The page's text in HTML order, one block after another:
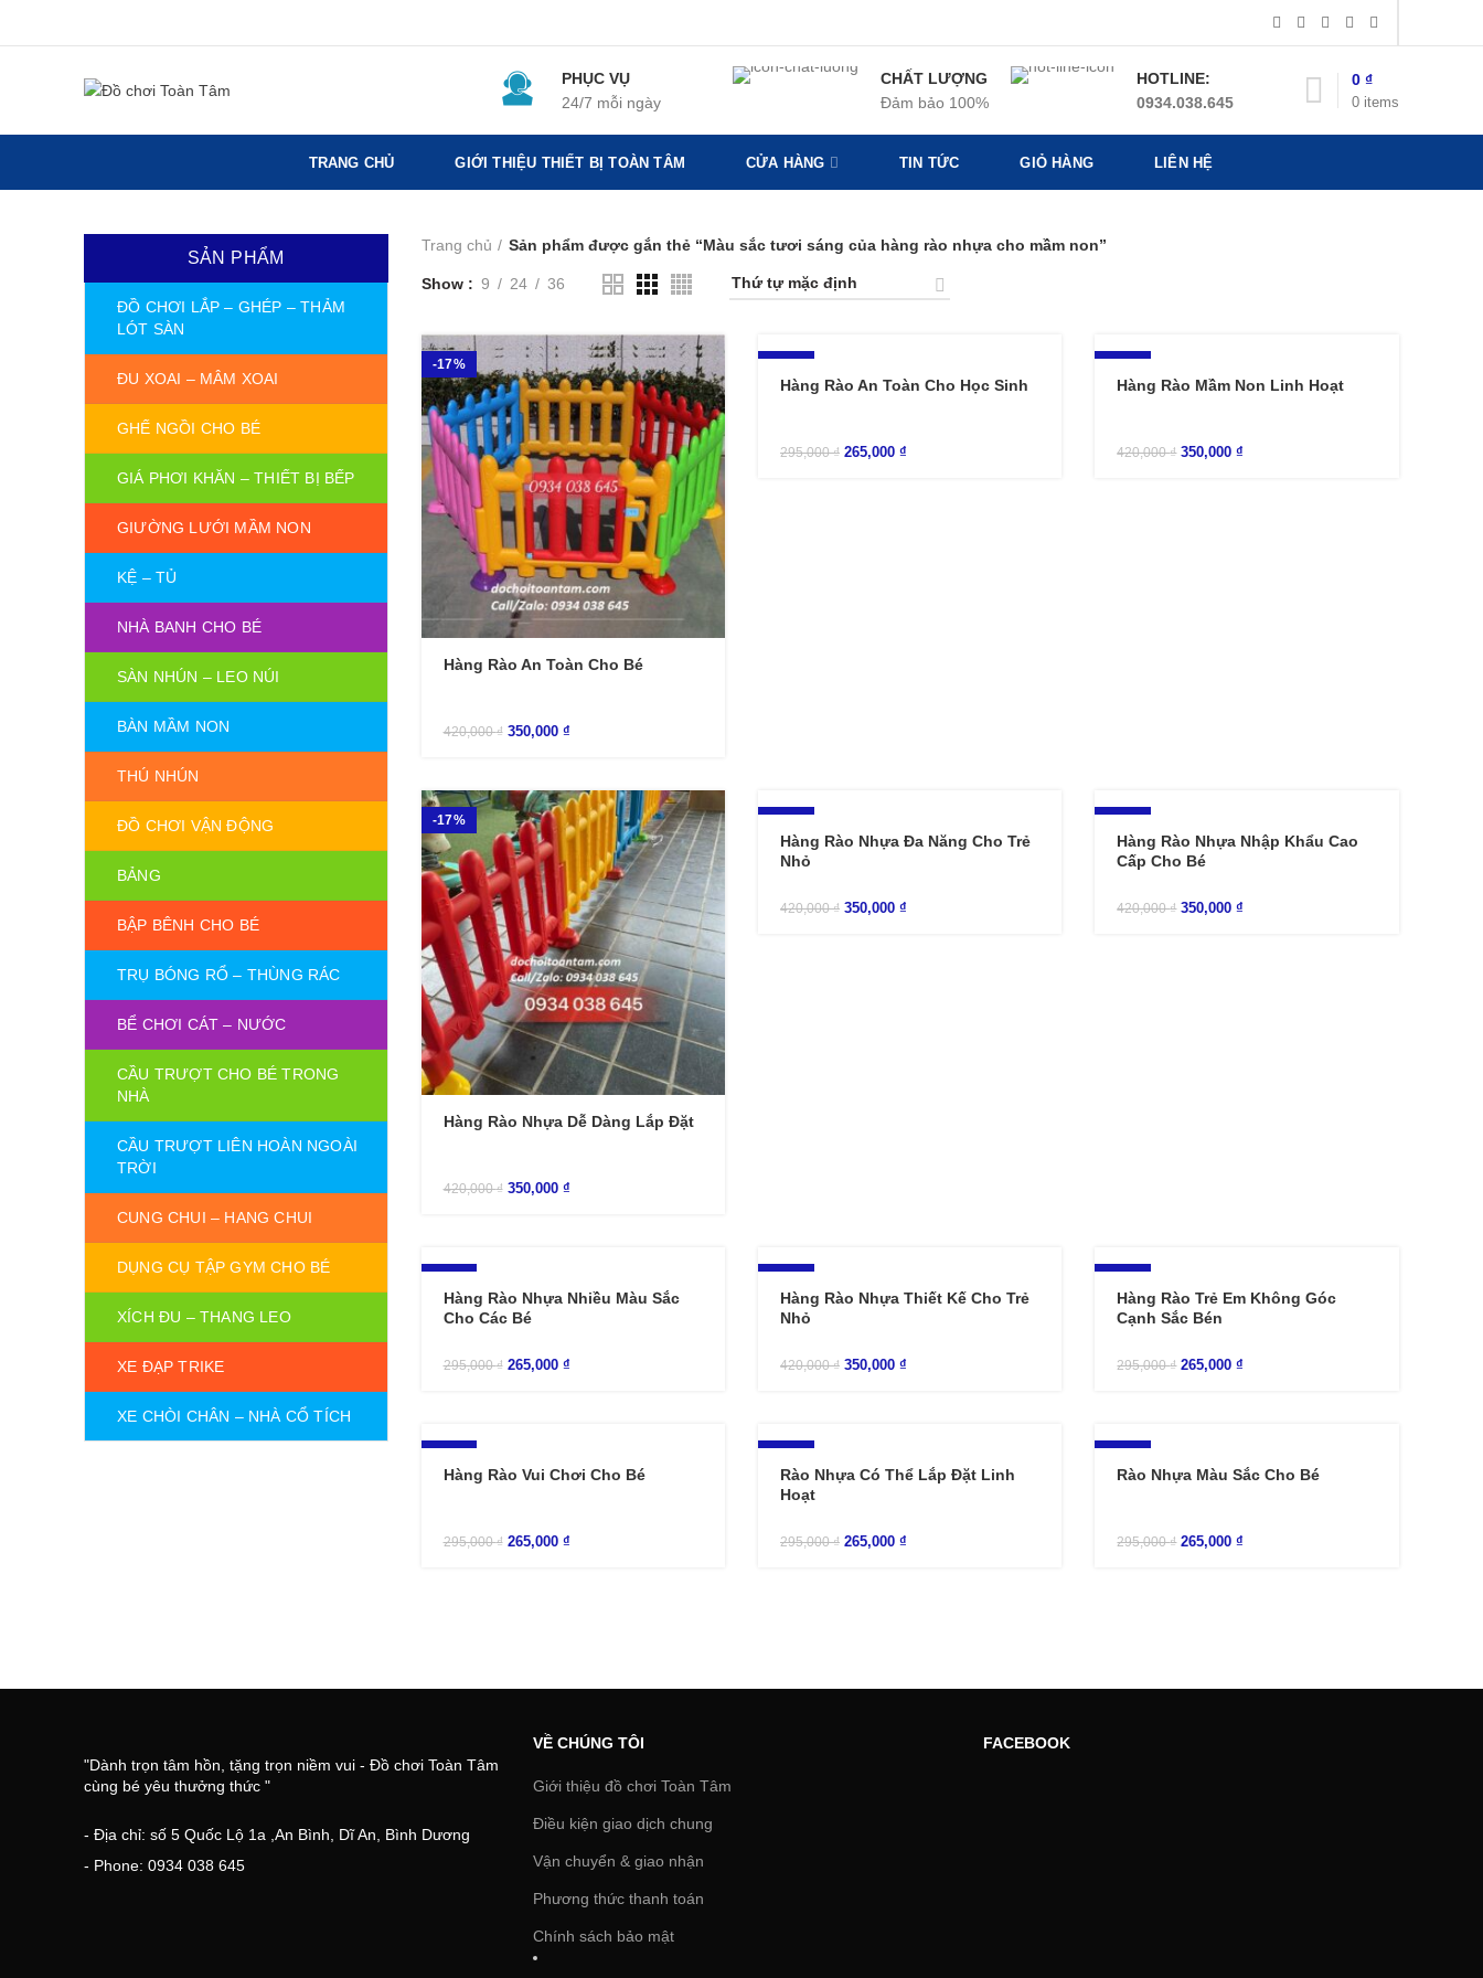
PHỤC VỤ
24/7 mỗi ngày
CHẤT LƯỢNG
Đảm bảo 100%
HOTLINE:
0934.038.645
0 items
0 ₫
TRANG CHỦ GIỚI THIỆU THIẾT BỊ TOÀN TÂM CỬA HÀNG TIN TỨC GIỎ HÀNG LIÊN HỆ
Trang chủ Sản phẩm được gắn thẻ “Màu sắc tươi sáng của hàng rào nhựa cho mầm non”
Show 9 24 36
-17%
Hàng Rào An Toàn Cho Bé
420,000₫ 350,000 ₫
Hàng Rào An Toàn Cho Học Sinh
295,000₫ 265,000 ₫
Hàng Rào Mầm Non Linh Hoạt
420,000₫ 350,000₫
-17%
Hàng Rào Nhựa Dễ Dàng Lắp Đặt
420,000₫ 350,000 ₫
Hàng Rào Nhựa Đa Năng Cho Trẻ
Nhỏ
420,000₫ 350,000 ₫
Hàng Rào Nhựa Nhập Khẩu Cao
Cấp Cho Bé
420,000₫ 350,000₫
Hàng Rào Nhựa Nhiều Màu Sắc
Cho Các Bé
295,000₫ 265,000 ₫
Hàng Rào Nhựa Thiết Kế Cho Trẻ
Nhỏ
420,000₫ 350,000 ₫
Hàng Rào Trẻ Em Không Góc
Cạnh Sắc Bén
295,000₫ 265,000₫
Hàng Rào Vui Chơi Cho Bé
295,000₫ 265,000 ₫
Rào Nhựa Có Thể Lắp Đặt Linh
Hoạt
295,000₫ 265,000 ₫
Rào Nhựa Màu Sắc Cho Bé
295,000₫ 265,000₫
SẢN PHẨM
ĐỒ CHƠI LẮP – GHÉP – THẢM
LÓT SÀN
ĐU XOAI – MÂM XOAI
GHẾ NGỒI CHO BÉ
GIÁ PHƠI KHĂN – THIẾT BỊ BẾP
GIƯỜNG LƯỚI MẦM NON
KỆ – TỦ
NHÀ BANH CHO BÉ
SÀN NHÚN – LEO NÚI
BÀN MẦM NON
THÚ NHÚN
ĐỒ CHƠI VẬN ĐỘNG
BẢNG
BẬP BÊNH CHO BÉ
TRỤ BÓNG RỔ – THÙNG RÁC
BỂ CHƠI CÁT – NƯỚC
CẦU TRƯỢT CHO BÉ TRONG
NHÀ
CẦU TRƯỢT LIÊN HOÀN NGOÀI
TRỜI
CUNG CHUI – HANG CHUI
DỤNG CỤ TẬP GYM CHO BÉ
XÍCH ĐU – THANG LEO
XE ĐẠP TRIKE
XE CHÒI CHÂN – NHÀ CỔ TÍCH
"Dành trọn tâm hồn, tặng trọn niềm vui - Đồ chơi Toàn Tâm
cùng bé yêu thưởng thức "
- Địa chỉ: số 5 Quốc Lộ 1a ,An Bình, Dĩ An, Bình Dương
- Phone: 0934 038 645
VỀ CHÚNG TÔI
Giới thiệu đồ chơi Toàn Tâm
Điều kiện giao dịch chung
Vận chuyển & giao nhận
Phương thức thanh toán
Chính sách bảo mật
FACEBOOK